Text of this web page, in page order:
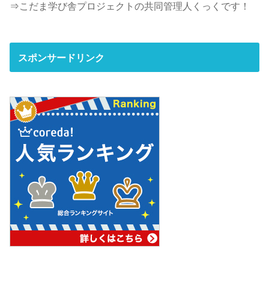
⇒こだま学び舎プロジェクトの共同管理人くっくです！
スポンサードリンク